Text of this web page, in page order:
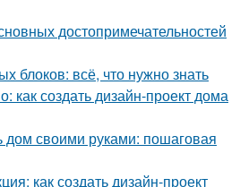
достопримечательностей
блоков: всё, что нужно знать
как создать дизайн-проект дома
дом своими руками: пошаговая
как создать дизайн-проект